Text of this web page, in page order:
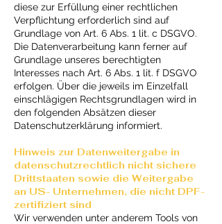
diese zur Erfüllung einer rechtlichen
Verpflichtung erforderlich sind auf
Grundlage von Art. 6 Abs. 1 lit. c DSGVO.
Die Datenverarbeitung kann ferner auf
Grundlage unseres berechtigten
Interesses nach Art. 6 Abs. 1 lit. f DSGVO
erfolgen. Über die jeweils im Einzelfall
einschlägigen Rechtsgrundlagen wird in
den folgenden Absätzen dieser
Datenschutzerklärung informiert.
Hinweis zur Datenweitergabe in
datenschutzrechtlich nicht sichere
Drittstaaten sowie die Weitergabe
an US- Unternehmen, die nicht DPF-
zertifiziert sind
Wir verwenden unter anderem Tools von